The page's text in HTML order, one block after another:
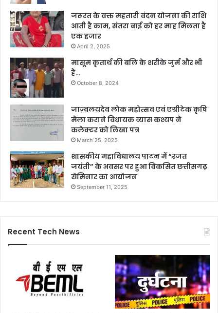
जरूरत के वक्त महतारी वंदन योजना की राशि
आती है काम, संतरा बाई को हर माह मिलता है
एक हजार
April 2, 2025
मासूम कृतार्थ की बलि के शरीके जुर्म और भी
हैं…
October 8, 2024
जाज़्वलयदेव लोक महोत्सव एवं एग्रीटेक कृषि
मेला कराने विधायक व्यास कश्यप ने
कलेक्टर को लिखा पत्र
March 25, 2025
शासकीय महाविद्यालय पाटन में “रजत
जयंती” के अवसर पर हुआ विकसित छत्तीसगढ़
सेमिनार का आयोजन
September 11, 2025
Recent Tech News